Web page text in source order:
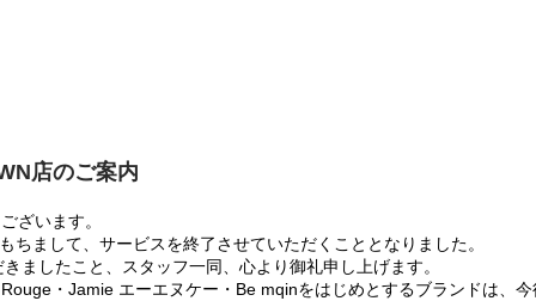
店のご案内
ざいます。
まして、サービスを終了させていただくこととなりました。
ましたこと、スタッフ一同、心より御礼申し上げます。
・Jamie エーエヌケー・Be mqinをはじめとするブランドは、